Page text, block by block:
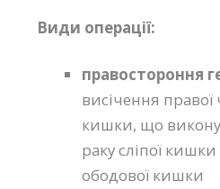
Види операції:
правостороння
висічення правої
кишки, що
раку сліпої
ободової кишки